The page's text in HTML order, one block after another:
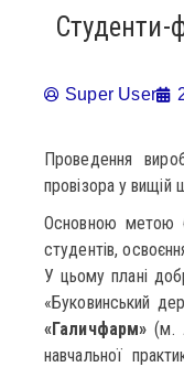
Студенти-
Super User
Проведення
провізора у вищій
Основною метою
студентів,
У цьому плані
«Буковинський
«Галичфарм» (м.
навчальної